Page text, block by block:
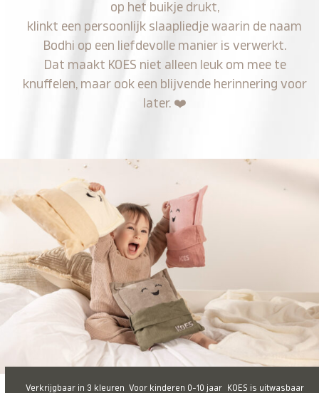
op het buikje drukt,
klinkt een persoonlijk slaapliedje waarin de naam
Bodhi op een liefdevolle manier is verwerkt.
Dat maakt KOES niet alleen leuk om mee te
knuffelen, maar ook een blijvende herinnering voor
later. ❤️
Verkrijgbaar in 3 kleuren Voor kinderen 0-10 jaar KOES is uitwasbaar